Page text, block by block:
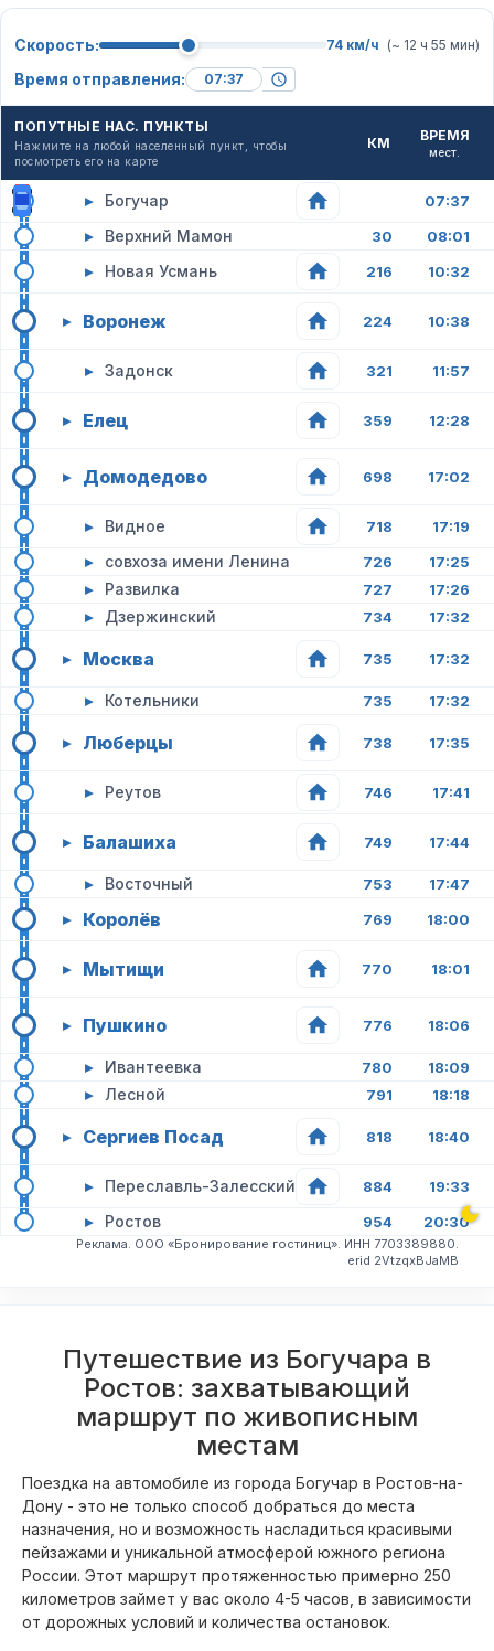
Скорость: 74 км/ч (~ 12 ч 55 мин)
Время отправления:
ПОПУТНЫЕ НАС. ПУНКТЫ
Нажмите на любой населенный пункт, чтобы
посмотреть его на карте
КМ ВРЕМЯ
мест.
▸ Богучар 07:37
▸ Верхний Мамон 30 08:01
▸ Новая Усмань 216 10:32
▸ Воронеж 224 10:38
▸ Задонск 321 11:57
▸ Елец 359 12:28
▸ Домодедово 698 17:02
▸ Видное 718 17:19
▸ совхоза имени Ленина 726 17:25
▸ Развилка 727 17:26
▸ Дзержинский 734 17:32
▸ Москва 735 17:32
▸ Котельники 735 17:32
▸ Люберцы 738 17:35
▸ Реутов 746 17:41
▸ Балашиха 749 17:44
▸ Восточный 753 17:47
▸ Королёв 769 18:00
▸ Мытищи 770 18:01
▸ Пушкино 776 18:06
▸ Ивантеевка 780 18:09
▸ Лесной 791 18:18
▸ Сергиев Посад 818 18:40
▸ Переславль-Залесский 884 19:33
▸ Ростов 954 20:30
Реклама. ООО «Бронирование гостиниц». ИНН 7703389880.
erid 2VtzqxBJaMB
Путешествие из Богучара в
Ростов: захватывающий
маршрут по живописным
местам
Поездка на автомобиле из города Богучар в Ростов-на-
Дону - это не только способ добраться до места
назначения, но и возможность насладиться красивыми
пейзажами и уникальной атмосферой южного региона
России. Этот маршрут протяженностью примерно 250
километров займет у вас около 4-5 часов, в зависимости
от дорожных условий и количества остановок.